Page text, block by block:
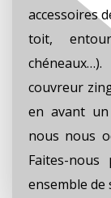
accessoires
toit,
couvreur
en avant un
nous nous
Faites-
ensemble de